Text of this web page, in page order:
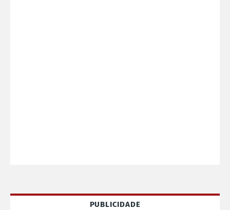
PUBLICIDADE